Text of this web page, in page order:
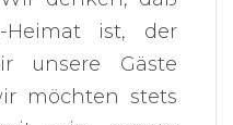
Heimat ist, der
unsere Gäste
möchten stets